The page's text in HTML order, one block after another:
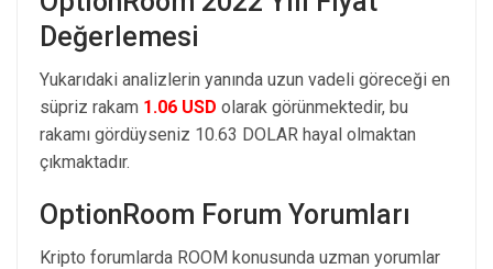
Değerlemesi
Yukarıdaki analizlerin yanında uzun vadeli göreceği en
süpriz rakam 1.06 USD olarak görünmektedir, bu
rakamı gördüyseniz 10.63 DOLAR hayal olmaktan
çıkmaktadır.
OptionRoom Forum Yorumları
Kripto forumlarda ROOM konusunda uzman yorumlar